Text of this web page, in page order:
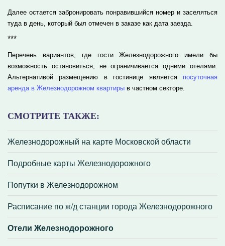
СМОТРИТЕ ТАКЖЕ:
Железнодорожный на карте Московской области
Подробные карты Железнодорожного
Попутки в Железнодорожном
Расписание по ж/д станции города Железнодорожного
Отели Железнодорожного
Далее остается забронировать понравившийся номер и заселяться
туда в день, который был отмечен в заказе как дата заезда.
***
Перечень вариантов, где гости Железнодорожного имели бы
возможность остановиться, не ограничивается одними отелями.
Альтернативой размещению в гостинице является посуточная
аренда в Железнодорожном квартиры в частном секторе.